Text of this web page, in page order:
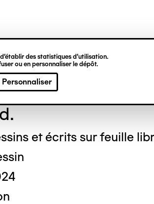
des statistiques d’utilisation.
ou en personnaliser le dépôt.
Personnaliser HU
et écrits sur feuille